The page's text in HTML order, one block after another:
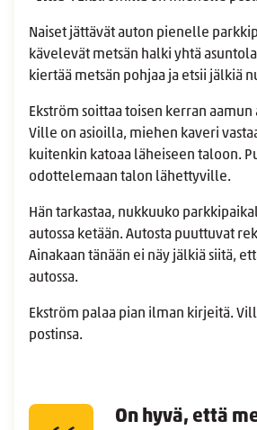
Naiset jättävät auton pienelle
kävelevät metsän halki yhtä
kiertää metsän pohjaa ja etsii jälkiä
Ekström soittaa toisen kerran
Ville on asioilla, miehen kaveri
kuitenkin katoaa läheiseen taloon.
odottelemaan talon lähettyville.
Hän tarkastaa, nukkuuko
autossa ketään. Autosta puuttuvat
Ainakaan tänään ei näy jälkiä siitä,
autossa.
Ekström palaa pian ilman kirjeitä.
postinsa.
On hyvä, että